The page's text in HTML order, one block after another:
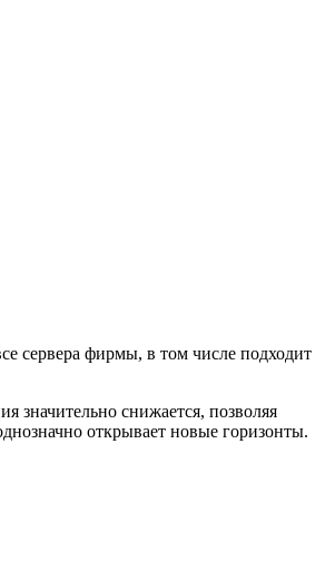
сервера фирмы, в том числе подходит
значительно снижается, позволяя
открывает новые горизонты.